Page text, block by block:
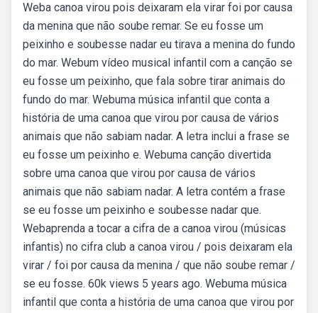
Weba canoa virou pois deixaram ela virar foi por causa
da menina que não soube remar. Se eu fosse um
peixinho e soubesse nadar eu tirava a menina do fundo
do mar. Webum vídeo musical infantil com a canção se
eu fosse um peixinho, que fala sobre tirar animais do
fundo do mar. Webuma música infantil que conta a
história de uma canoa que virou por causa de vários
animais que não sabiam nadar. A letra inclui a frase se
eu fosse um peixinho e. Webuma canção divertida
sobre uma canoa que virou por causa de vários
animais que não sabiam nadar. A letra contém a frase
se eu fosse um peixinho e soubesse nadar que.
Webaprenda a tocar a cifra de a canoa virou (músicas
infantis) no cifra club a canoa virou / pois deixaram ela
virar / foi por causa da menina / que não soube remar /
se eu fosse. 60k views 5 years ago. Webuma música
infantil que conta a história de uma canoa que virou por